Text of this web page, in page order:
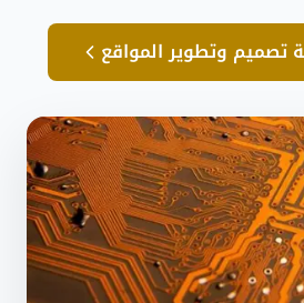
تصميم وتطوير المواقع